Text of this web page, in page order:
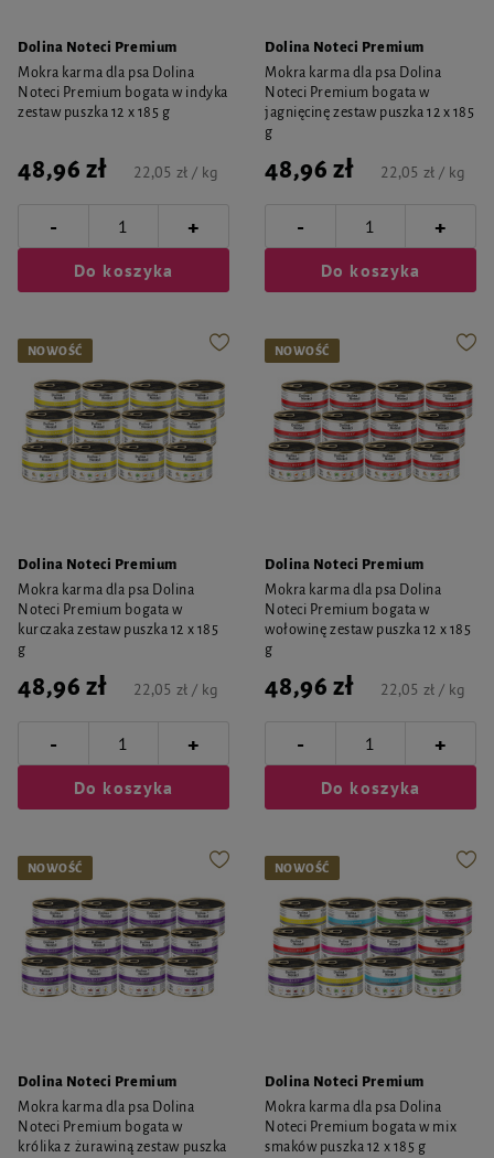
Dolina Noteci Premium
Mokra karma dla psa Dolina
Noteci Premium bogata w indyka
zestaw puszka 12 x 185 g
48,96 zł 22,05 zł / kg
- +
Do koszyka
Dolina Noteci Premium
Mokra karma dla psa Dolina
Noteci Premium bogata w
jagnięcinę zestaw puszka 12 x 185
g
48,96 zł 22,05 zł / kg
- +
Do koszyka
NOWOŚĆ
Dolina Noteci Premium
Mokra karma dla psa Dolina
Noteci Premium bogata w
kurczaka zestaw puszka 12 x 185
g
48,96 zł 22,05 zł / kg
- +
Do koszyka
NOWOŚĆ
Dolina Noteci Premium
Mokra karma dla psa Dolina
Noteci Premium bogata w
wołowinę zestaw puszka 12 x 185
g
48,96 zł 22,05 zł / kg
- +
Do koszyka
NOWOŚĆ
Dolina Noteci Premium
Mokra karma dla psa Dolina
Noteci Premium bogata w
królika z żurawiną zestaw puszka
NOWOŚĆ
Dolina Noteci Premium
Mokra karma dla psa Dolina
Noteci Premium bogata w mix
smaków puszka 12 x 185 g